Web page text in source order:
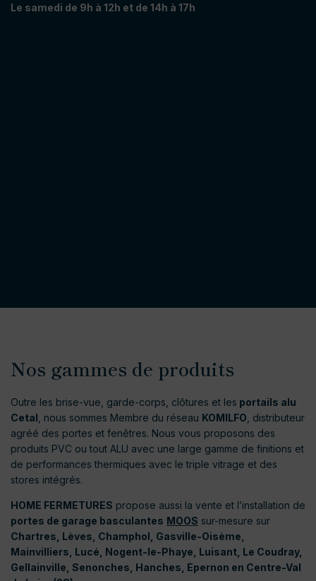
Le samedi de 9h à 12h et de 14h à 17h
Nos gammes de produits
Outre les brise-vue, garde-corps, clôtures et les portails alu
Cetal , nous sommes Membre du réseau KOMILFO , distributeur
agréé des portes et fenêtres. Nous vous proposons des
produits PVC ou tout ALU avec une large gamme de finitions et
de performances thermiques avec le triple vitrage et des
stores intégrés.
HOME FERMETURES propose aussi la vente et l’installation de
portes de garage basculantes MOOS sur-mesure sur
Chartres, Lèves, Champhol, Gasville-Oisème,
Mainvilliers, Lucé, Nogent-le-Phaye, Luisant, Le Coudray,
Gellainville, Senonches, Hanches, Epernon en Centre-Val